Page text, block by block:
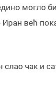
могло
Иран већ
слао чак и